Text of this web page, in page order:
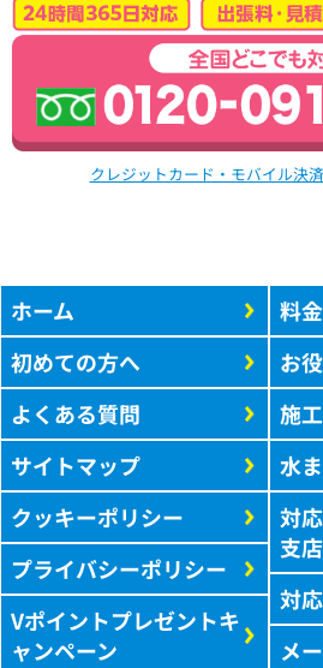
クレジットカード・モバイル決
ホーム
初めての方へ
よくある質問
サイトマップ
クッキーポリシー
プライバシーポリシー
Vポイントプレゼントキ
ャンペーン
料
お
施
水
対
支
対
メ